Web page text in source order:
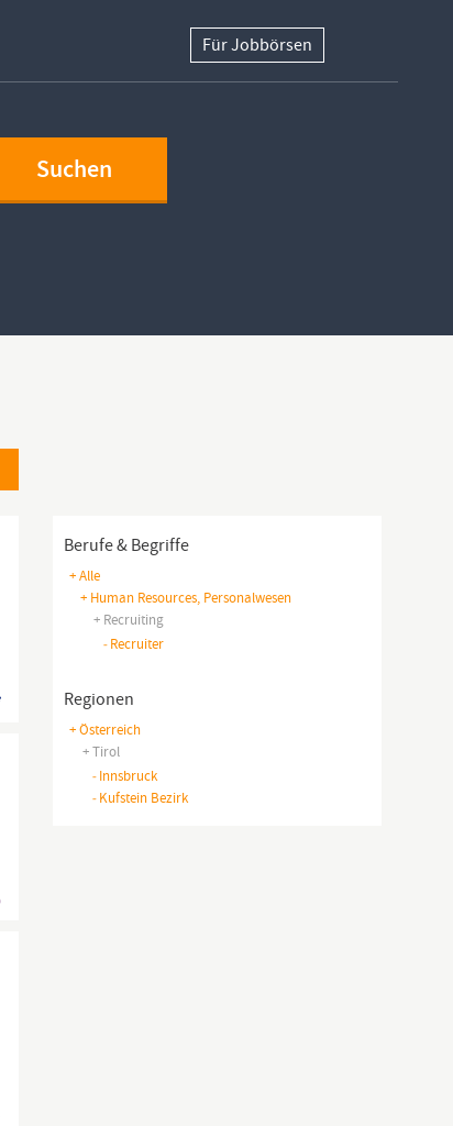
Für Jobbörsen
Berufe & Begriffe
+ Alle
+ Human Resources, Personalwesen
+ Recruiting
-Recruiter
Regionen
+ Österreich
+ Tirol
-Innsbruck
-Kufstein Bezirk